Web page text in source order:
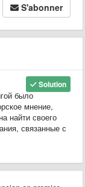
S'abonner
Solution
было
мнение,
найти своего
связанные с